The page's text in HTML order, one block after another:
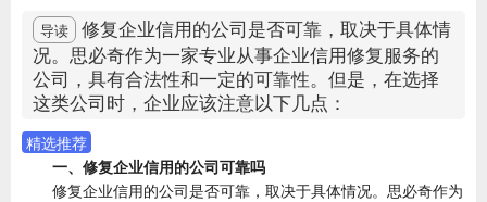
导读
修复企业信用的公司是否可靠，取决于具体情
况。思必奇作为一家专业从事企业信用修复服务的
公司，具有合法性和一定的可靠性。但是，在选择
这类公司时，企业应该注意以下几点：
精选推荐
一、修复企业信用的公司可靠吗
修复企业信用的公司是否可靠，取决于具体情况。思必奇作为